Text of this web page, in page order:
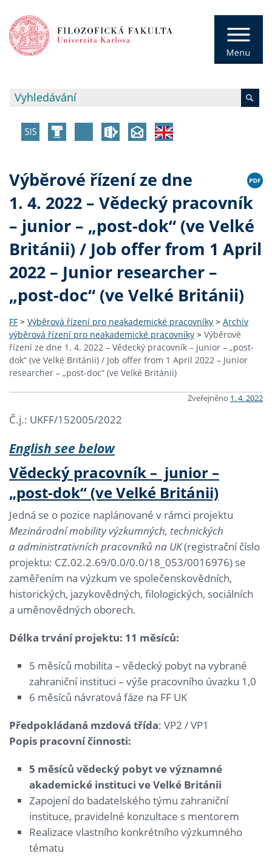
Výběrové řízení ze dne
1. 4. 2022 – Vědecký pracovník
– junior – „post-dok“ (ve Velké
Británii) / Job offer from 1 April
2022 – Junior researcher –
„post-doc“ (ve Velké Británii)
FF > Výběrová řízení pro neakademické pracovníky > Archív
výběrová řízení pro neakademické pracovníky > Výběrové
řízení ze dne 1. 4. 2022 – Vědecký pracovník – junior – „post-
dok“ (ve Velké Británii) / Job offer from 1 April 2022 – Junior
researcher – „post-doc“ (ve Velké Británii)
Zveřejněno 1. 4. 2022
Č.j.: UKFF/152005/2022
English see below
Vědecký pracovník – junior –
„post-dok“ (ve Velké Británii)
Jedná se o pozice naplánované v rámci projektu
Mezinárodní mobility výzkumných, technických
a administrativních pracovníků na UK(registrační číslo
projektu: CZ.02.2.69/0.0/0.0/18_053/0016976) se
zaměřením na výzkum ve společenskovědních,
historických, jazykovědných, filologických, sociálních
a uměnovědných oborech.
Délka trvání projektu: 11 měsíců:
5 měsíců mobilita – vědecký pobyt na vybrané
zahraniční instituci – výše pracovního úvazku 1,0
6 měsíců návratová fáze na FF UK
Předpokládaná mzdová třída: VP2 / VP1
Popis pracovní činnosti:
5 měsíců vědecký pobyt ve významné
akademické instituci ve Velké Británii
Zapojení do badatelského týmu zahraniční
instituce, pravidelné konzultace s mentorem
Realizace vlastního konkrétního výzkumného
tématu